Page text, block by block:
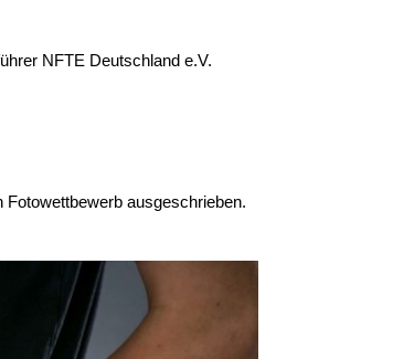
NFTE Deutschland e.V.
ausgeschrieben.